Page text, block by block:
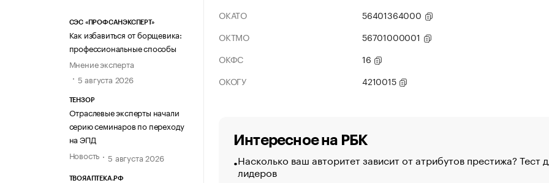
СЭС «ПРОФСАНЭКСПЕРТ»
Как избавиться от борщевика:
профессиональные способы
Мнение эксперта
5 августа 2026
ТЕНЗОР
Отраслевые эксперты начали
серию семинаров по переходу
на ЭПД
Новость
5 августа 2026
ТВОЯАПТЕКА.РФ
ОКАТО
56401364000
ОКТМО
56701000001
ОКФС
16
ОКОГУ
4210015
Интересное на РБК
Насколько ваш авторитет зависит от атрибутов престижа? Тест
лидеров